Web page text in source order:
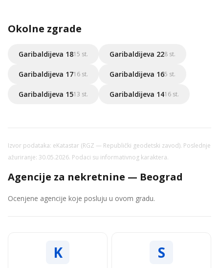
Okolne zgrade
Garibaldijeva 1815 st. Garibaldijeva 228 st.
Garibaldijeva 1716 st. Garibaldijeva 165 st.
Garibaldijeva 1513 st. Garibaldijeva 1416 st.
Izvor podataka: eKatastar (RGZ — Republički geodetski zavod). Poslednje
ažuriranje: 30.05.2026. Podaci su informativnog karaktera.
Agencije za nekretnine — Beograd
Ocenjene agencije koje posluju u ovom gradu.
K S